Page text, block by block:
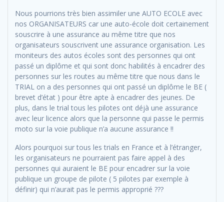
Nous pourrions très bien assimiler une AUTO ECOLE avec
nos ORGANISATEURS car une auto-école doit certainement
souscrire à une assurance au même titre que nos
organisateurs souscrivent une assurance organisation. Les
moniteurs des autos écoles sont des personnes qui ont
passé un diplôme et qui sont donc habilités à encadrer des
personnes sur les routes au même titre que nous dans le
TRIAL on a des personnes qui ont passé un diplôme le BE (
brevet d’état ) pour être apte à encadrer des jeunes. De
plus, dans le trial tous les pilotes ont déjà une assurance
avec leur licence alors que la personne qui passe le permis
moto sur la voie publique n’a aucune assurance !!
Alors pourquoi sur tous les trials en France et à l’étranger,
les organisateurs ne pourraient pas faire appel à des
personnes qui auraient le BE pour encadrer sur la voie
publique un groupe de pilote ( 5 pilotes par exemple à
définir) qui n’aurait pas le permis approprié ???